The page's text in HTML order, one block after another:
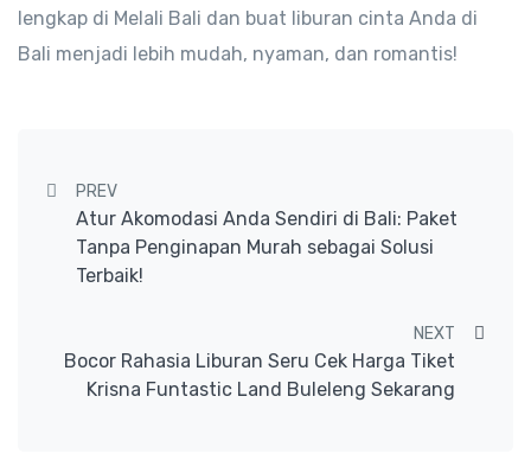
lengkap di Melali Bali dan buat liburan cinta Anda di
Bali menjadi lebih mudah, nyaman, dan romantis!
Post navigation
PREV
Atur Akomodasi Anda Sendiri di Bali: Paket
Tanpa Penginapan Murah sebagai Solusi
Terbaik!
NEXT
Bocor Rahasia Liburan Seru Cek Harga Tiket
Krisna Funtastic Land Buleleng Sekarang